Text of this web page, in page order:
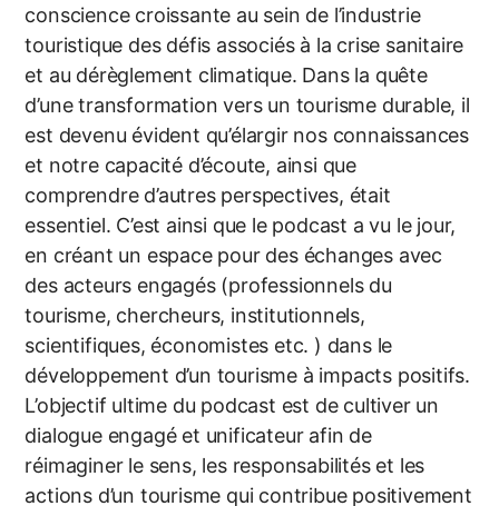
conscience croissante au sein de l’industrie
touristique des défis associés à la crise sanitaire
et au dérèglement climatique. Dans la quête
d’une transformation vers un tourisme durable, il
est devenu évident qu’élargir nos connaissances
et notre capacité d’écoute, ainsi que
comprendre d’autres perspectives, était
essentiel. C’est ainsi que le podcast a vu le jour,
en créant un espace pour des échanges avec
des acteurs engagés (professionnels du
tourisme, chercheurs, institutionnels,
scientifiques, économistes etc. ) dans le
développement d’un tourisme à impacts positifs.
L’objectif ultime du podcast est de cultiver un
dialogue engagé et unificateur afin de
réimaginer le sens, les responsabilités et les
actions d’un tourisme qui contribue positivement